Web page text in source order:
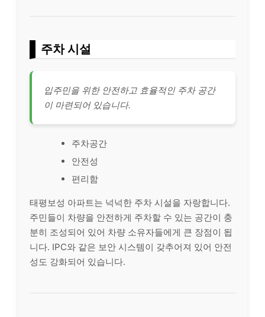
주차 시설
입주민을 위한 안전하고 효율적인 주차 공간
이 마련되어 있습니다.
주차공간
안전성
편리함
태평보성 아파트는 넉넉한 주차 시설을 자랑합니다.
주민들이 차량을 안전하게 주차할 수 있는 공간이 충
분히 조성되어 있어 차량 소유자들에게 큰 장점이 됩
니다. IPC와 같은 보안 시스템이 갖추어져 있어 안전
성도 강화되어 있습니다.